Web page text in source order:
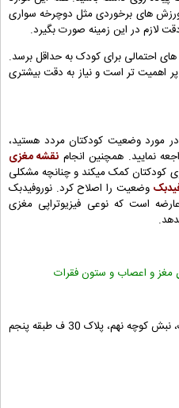
های برخوردی مثل دوچرخه سواری
لازم در این زمینه صورت بگیرد.
احتمالی برای کودک به حداقل برسد.
اهمیت تر است و نیاز به دقت بیشتری
مورد وضعیت کودکتان مردد هستید،
نمایید. همچنین انجام نقشه مغزی
کودکتان کمک میکند و چنانچه مشکلی
وضعیت را اصلاح کرد. نوروفیدبک
است که نوعی فیزیوتراپی مغزی
و اعصاب و ستون فقرات
تهران، بالاتر از میدان پونک، نبش کوچه نهم، پلاک 30 ف طبقه پنجم